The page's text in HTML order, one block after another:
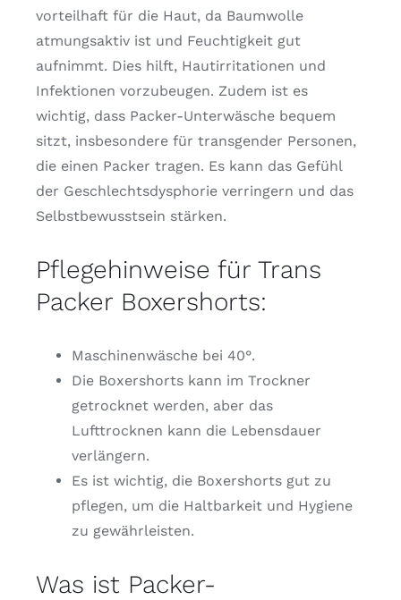
vorteilhaft für die Haut, da Baumwolle
atmungsaktiv ist und Feuchtigkeit gut
aufnimmt. Dies hilft, Hautirritationen und
Infektionen vorzubeugen. Zudem ist es
wichtig, dass Packer-Unterwäsche bequem
sitzt, insbesondere für transgender Personen,
die einen Packer tragen. Es kann das Gefühl
der Geschlechtsdysphorie verringern und das
Selbstbewusstsein stärken.
Pflegehinweise für Trans
Packer Boxershorts:
Maschinenwäsche bei 40°.
Die Boxershorts kann im Trockner
getrocknet werden, aber das
Lufttrocknen kann die Lebensdauer
verlängern.
Es ist wichtig, die Boxershorts gut zu
pflegen, um die Haltbarkeit und Hygiene
zu gewährleisten.
Was ist Packer-